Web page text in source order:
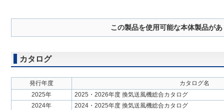
この製品を使用可能な本体製品が
カタログ
発行年度
カタログ名
2025年
2025・2026年度 換気送風機総合カタログ
2024年
2024・2025年度 換気送風機総合カタログ